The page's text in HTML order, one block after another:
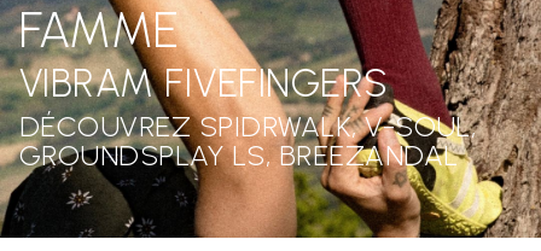
FAMME
VIBRAM FIVEFINGERS
DÉCOUVREZ SPIDRWALK, V-SOUL,
GROUNDSPLAY LS, BREEZANDAL